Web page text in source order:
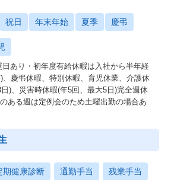
祝日 年末年始 夏季 慶弔
あり・初年度有給休暇は入社から半年経
、慶弔休暇、特別休暇、育児休業、介護休
)、災害時休暇(年5回、最大5日)完全週休
ある週は定例会のため土曜出勤の場合あ
期健康診断 通勤手当 残業手当